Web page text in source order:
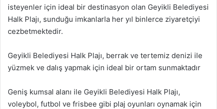
isteyenler için ideal bir destinasyon olan Geyikli Belediyesi
Halk Plajı, sunduğu imkanlarla her yıl binlerce ziyaretçiyi
cezbetmektedir.
Geyikli Belediyesi Halk Plajı, berrak ve tertemiz denizi ile
yüzmek ve dalış yapmak için ideal bir ortam sunmaktadır
Geniş kumsal alanı ile Geyikli Belediyesi Halk Plajı,
voleybol, futbol ve frisbee gibi plaj oyunları oynamak için